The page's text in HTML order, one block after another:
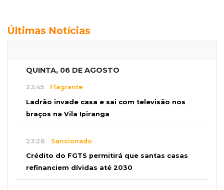
Últimas Notícias
QUINTA, 06 DE AGOSTO
23:45 Flagrante
Ladrão invade casa e sai com televisão nos
braços na Vila Ipiranga
23:26 Sancionado
Crédito do FGTS permitirá que santas casas
refinanciem dívidas até 2030